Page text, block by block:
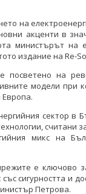
на
акценти в
министърът на
издание на Re-
посветено на
модели при
сектор в
считани
микс на
е ключово
сигурността и
Петрова.